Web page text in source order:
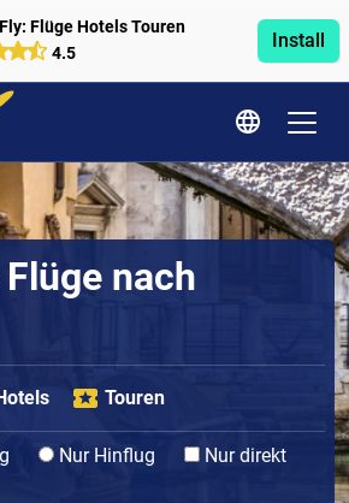
Flüge Hotels Touren
4.5
Install
nach
Touren
Nur Hinflug
Nur direkt